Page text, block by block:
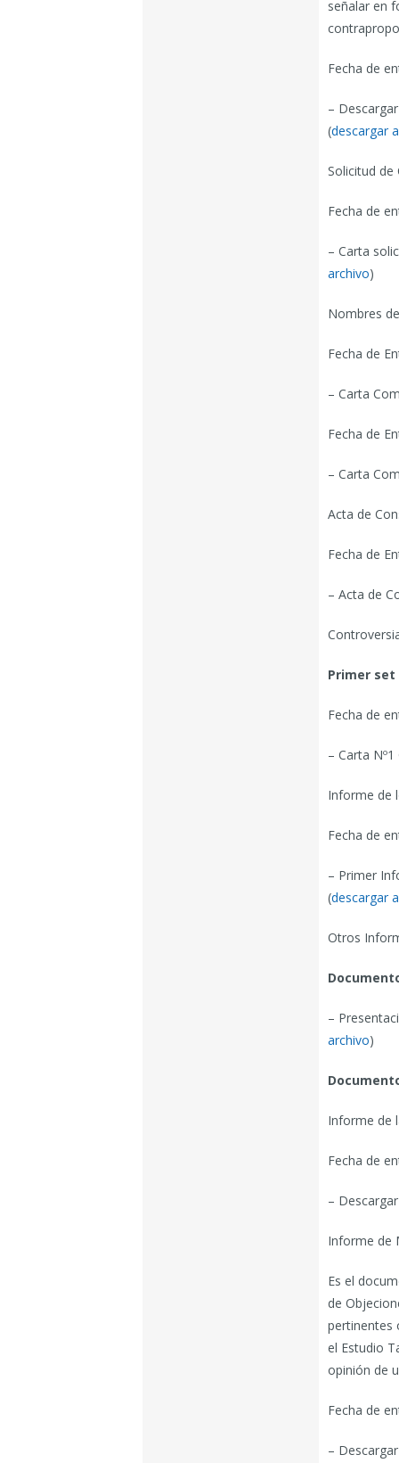
señalar en
Fecha de
–
(descargar
Solicitud de
Fecha de
– Carta
archivo)
Nombres
Fecha de
– Carta
Fecha de
– Carta
Acta de
Fecha de
– Acta de
Primer set
Fecha de
– Carta
Informe de
Fecha de
– Primer
(descargar
Otros
–
archivo)
Informe de
Fecha de
–
Informe de
Es el
de
pertinentes
el Estudio
opinión de
Fecha de
–